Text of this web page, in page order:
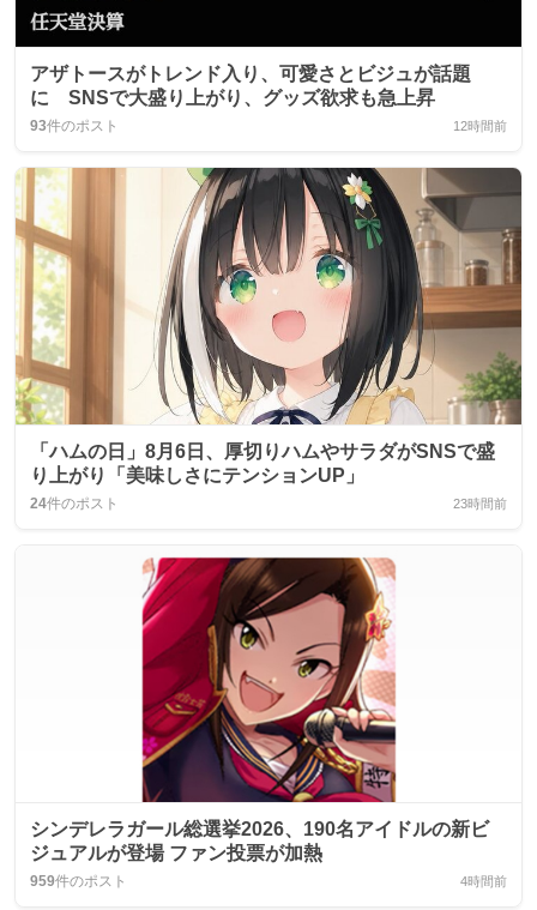
アザトースがトレンド入り、可愛さとビジュが話題
に SNSで大盛り上がり、グッズ欲求も急上昇
93件のポスト 12時間前
「ハムの日」8月6日、厚切りハムやサラダがSNSで盛
り上がり「美味しさにテンションUP」
24件のポスト 23時間前
シンデレラガール総選挙2026、190名アイドルの新ビ
ジュアルが登場 ファン投票が加熱
959件のポスト 4時間前